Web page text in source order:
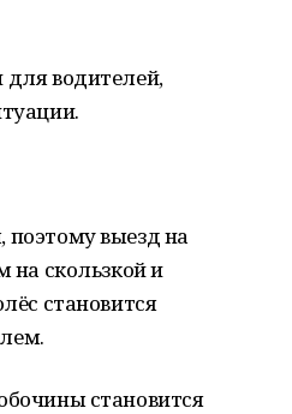
для водителей,
выезд на
на скользкой и
становится
становится